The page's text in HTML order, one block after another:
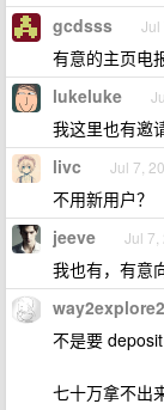
gcdsss Jul
有意的主页电
lukeluke
我这里也有邀
livc Jul 7,
不用新用户？
jeeve Jul 7,
我也有，有意
way2explore2
不是要
七十万拿不出